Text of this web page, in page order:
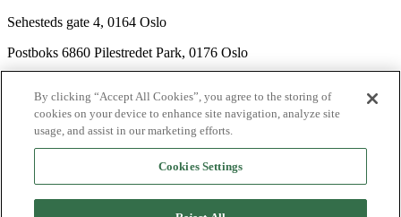
Sehesteds gate 4, 0164 Oslo
Postboks 6860 Pilestredet Park, 0176 Oslo
Nyhetsbrev
Ledige stillinger
Send inn manus
By clicking “Accept All Cookies”, you agree to the storing of
cookies on your device to enhance site navigation, analyze site
usage, and assist in our marketing efforts.
Cookies Settings